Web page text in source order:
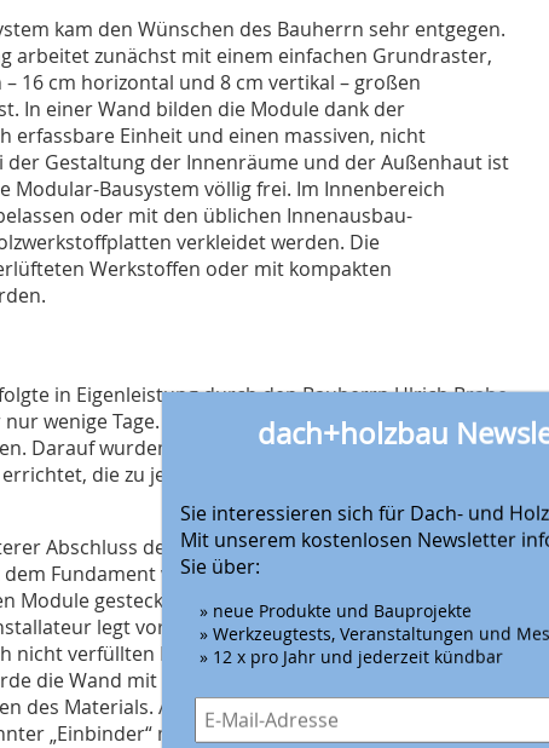
kam den Wünschen des Bauherrn sehr entgegen.
arbeitet zunächst mit einem einfachen Grundraster,
16 cm horizontal und 8 cm vertikal – großen
In einer Wand bilden die Module dank der
erfassbare Einheit und einen massiven, nicht
der Gestaltung der Innenräume und der Außenhaut ist
Modular-Bausystem völlig frei. Im Innenbereich
oder mit den üblichen Innenausbau-
­verkleidet werden. Die
Werkstoffen oder mit kompakten
in Eigenleistung durch den Bauherrn Ulrich Brahe,
wenige Tage. Auf der Baustelle wurde zunächst eine
Darauf wurden die Wände entsprechend den
die zu jedem vorkonfektionierten Bausatz
Abschluss der Wand eine Schwelle nach Plan
Fundament verschraubt. Die Schwelle hat
Module gesteckt und im Verbund hochgemauert
legt vorab die Planung für seine Leitungen
nicht verfüllten Modulbausteine eingelegt. In
die Wand mit Dämmung ausgefüllt, eine
des Materials. Als oberer Wandabschluss – quasi als
„Einbinder“ mit 8 cm Höhe eingesetzt.
dach+holzbau
Sie interessieren sich für Dach- und
Mit unserem kostenlosen Newsletter
Sie über:
» neue Produkte und Bauprojekte
» Werkzeugtests, Veranstaltungen und
» 12 x pro Jahr und jederzeit kündbar